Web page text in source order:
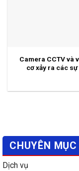
Camera CCTV và
cơ xảy ra các
CHUYÊN MỤC
Dịch vụ